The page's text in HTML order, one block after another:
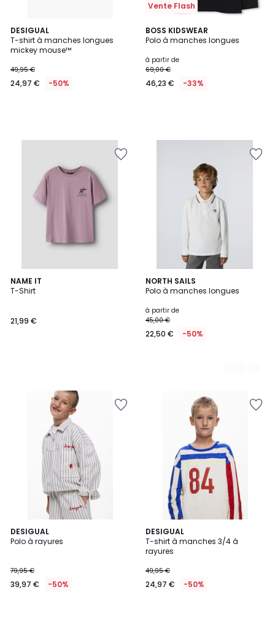
DESIGUAL
T-shirt à manches longues
mickey mouse™
49,95 €
24,97 € -50%
Vente Flash
BOSS KIDSWEAR
Polo à manches longues
à partir de
69,00 €
46,23 € -33%
NAME IT
T-Shirt
21,99 €
NORTH SAILS
Polo à manches longues
à partir de
45,00 €
22,50 € -50%
4
Couleurs
DESIGUAL
Polo à rayures
79,95 €
39,97 € -50%
DESIGUAL
T-shirt à manches 3/4 à
rayures
49,95 €
24,97 € -50%